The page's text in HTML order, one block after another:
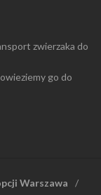
zwierzaka do
go do
Warszawa